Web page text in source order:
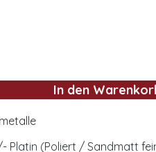
In den
Platin (Poliert / Sandmatt